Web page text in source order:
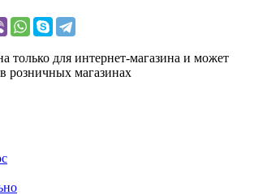
только для интернет-магазина и может
розничных магазинах